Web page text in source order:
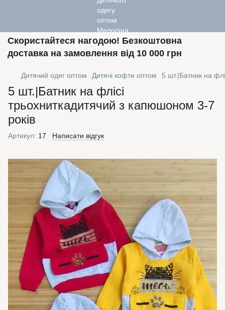
Скористайтеся нагодою! Безкоштовна
доставка на замовлення від 10 000 грн
Дитячий одяг оптом Дитячі кофти оптом 5 шт.|Батник на
5 шт.|Батник на флісі
трьохниткадитячий з капюшоном 3-7
років
Артикул: 17 Написати відгук